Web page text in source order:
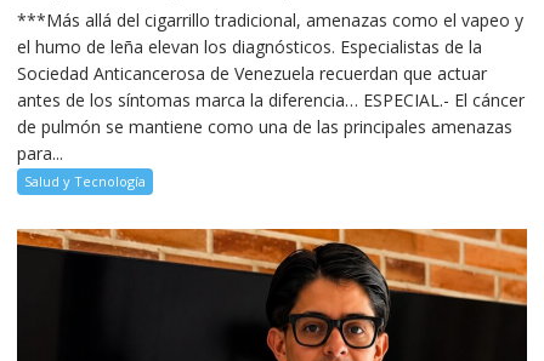
***Más allá del cigarrillo tradicional, amenazas como el vapeo y
el humo de leña elevan los diagnósticos. Especialistas de la
Sociedad Anticancerosa de Venezuela recuerdan que actuar
antes de los síntomas marca la diferencia… ESPECIAL.- El cáncer
de pulmón se mantiene como una de las principales amenazas
para...
Salud y Tecnología